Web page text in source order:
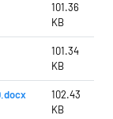
101.36
KB
101.34
KB
102.43
KB